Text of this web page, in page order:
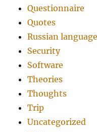
Questionnaire
Quotes
Russian language
Security
Software
Theories
Thoughts
Trip
Uncategorized